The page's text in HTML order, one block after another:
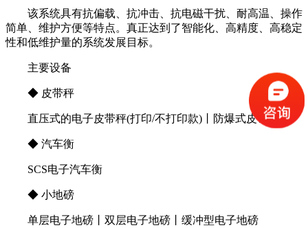
该系统具有抗偏载、抗冲击、抗电磁干扰、耐高温、操作
简单、维护方便等特点。真正达到了智能化、高精度、高稳定
性和低维护量的系统发展目标。
主要设备
◆ 皮带秤
直压式的电子皮带秤(打印/不打印款)丨防爆式皮带秤
◆ 汽车衡
SCS电子汽车衡
◆ 小地磅
单层电子地磅丨双层电子地磅丨缓冲型电子地磅